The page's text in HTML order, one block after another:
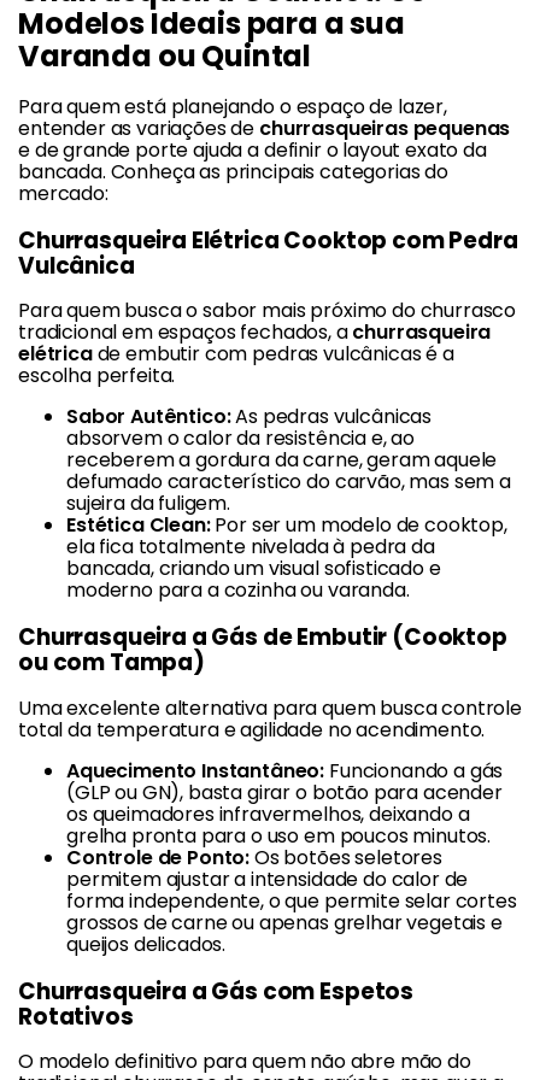
Modelos Ideais para a sua
Varanda ou Quintal
Para quem está planejando o espaço de lazer,
entender as variações de churrasqueiras pequenas
e de grande porte ajuda a definir o layout exato da
bancada. Conheça as principais categorias do
mercado:
Churrasqueira Elétrica Cooktop com Pedra
Vulcânica
Para quem busca o sabor mais próximo do churrasco
tradicional em espaços fechados, achurrasqueira
elétricade embutir com pedras vulcânicas é a
escolha perfeita.
Sabor Autêntico:As pedras vulcânicas
absorvem o calor da resistência e, ao
receberem a gordura da carne, geram aquele
defumado característico do carvão, mas sem a
sujeira da fuligem.
Estética Clean:Por ser um modelo de cooktop,
ela fica totalmente nivelada à pedra da
bancada, criando um visual sofisticado e
moderno para a cozinha ou varanda.
Churrasqueira a Gás de Embutir (Cooktop
ou com Tampa)
Uma excelente alternativa para quem busca controle
total da temperatura e agilidade no acendimento.
Aquecimento Instantâneo: Funcionando a gás
(GLP ou GN), basta girar o botão para acender
os queimadores infravermelhos, deixando a
grelha pronta para o uso em poucos minutos.
Controle de Ponto:Os botões seletores
permitem ajustar a intensidade do calor de
forma independente, o que permite selar cortes
grossos de carne ou apenas grelhar vegetais e
queijos delicados.
Churrasqueira a Gás com Espetos
Rotativos
O modelo definitivo para quem não abre mão do